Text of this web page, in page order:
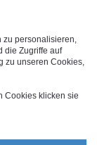
zu personalisieren,
die Zugriffe auf
zu unseren Cookies,
Cookies klicken sie